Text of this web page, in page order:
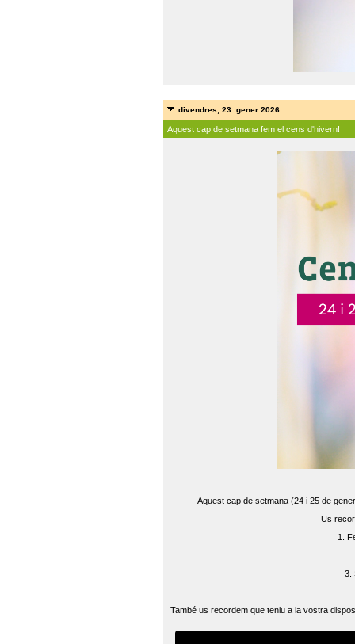
divendres, 23. gener 2026
Aquest cap de setmana fem el cens d'hivern!
Aquest cap de setmana (24 i 25 de
Us
1.
3.
També us recordem que teniu a la vostra